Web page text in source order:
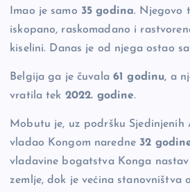
Imao je samo 35 godina. Njegovo
iskopano, raskomadano i
kiselini. Danas je od njega ostao
Belgija ga je čuvala61 godinu, a
vratila tek 2022. godine.
Mobutu je, uz podršku Sjedinjenih
vladao Kongom naredne 32
vladavine bogatstva Konga
zemlje, dok je većina stanovništva